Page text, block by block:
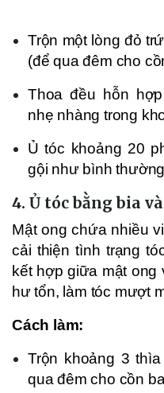
Trộn một lòng đỏ
(để qua đêm cho
Thoa đều hỗn
nhẹ nhàng trong
Ủ tóc khoảng 20
gội như bình
4. Ủ tóc bằng bia
Mật ong chứa nhiều
cải thiện tình trạng
kết hợp giữa mật ong
hư tổn, làm tóc mượt
Cách làm:
Trộn khoảng 3
qua đêm cho cồn